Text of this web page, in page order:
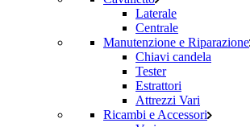
Laterale
Centrale
Manutenzione e Riparazione
Chiavi candela
Tester
Estrattori
Attrezzi Vari
Ricambi e Accessori